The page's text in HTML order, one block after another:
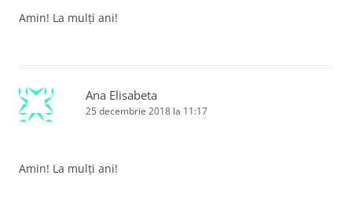
Amin! La mulți ani!
Ana Elisabeta
25 decembrie 2018 la 11:17
Amin! La mulți ani!